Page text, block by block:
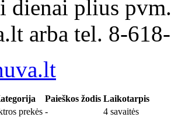
dienai plius
arba tel. 8-
Paieškos žodis Laikotarpis
prekės - 4 savaitės